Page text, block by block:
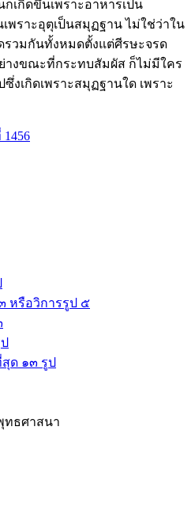
เกิดขึ้นเพราะอาหารเป็น
พราะอุตุเป็นสมุฏฐาน ไม่ใช่ว่าใน
รวมกันทั้งหมดตั้งแต่ศีรษะจรด
างขณะที่กระทบสัมผัส ก็ไม่มีใคร
งเกิดเพราะสมุฏฐานใด เพราะ
หรือวิการรูป ๕
ด ๑๓ รูป
ทธศาสนา